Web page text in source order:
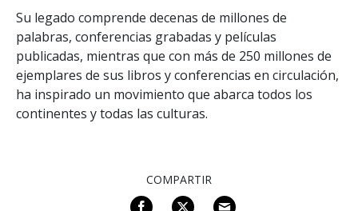
Su legado comprende decenas de millones de
palabras, conferencias grabadas y películas
publicadas, mientras que con más de 250 millones de
ejemplares de sus libros y conferencias en circulación,
ha inspirado un movimiento que abarca todos los
continentes y todas las culturas.
COMPARTIR